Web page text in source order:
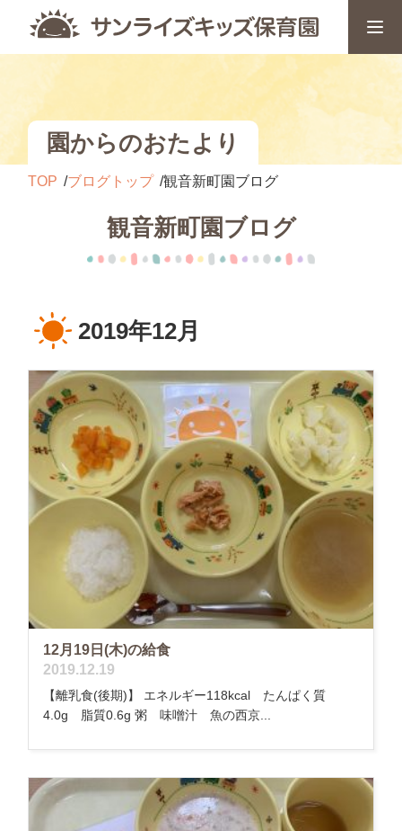
園からのおたより
TOP ブログトップ 観音新町園ブログ
観音新町園ブログ
2019年12月
12月19日(木)の給食
2019.12.19
【離乳食(後期)】 エネルギー118kcal たんぱく質
4.0g 脂質0.6g 粥 味噌汁 魚の西京...